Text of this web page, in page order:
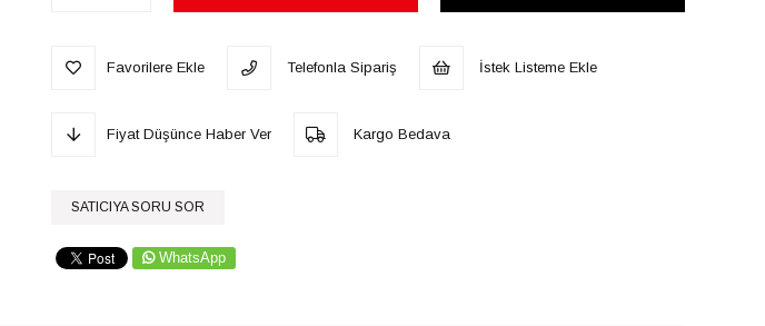
Favorilere Ekle Telefonla Sipariş İstek Listeme Ekle
Fiyat Düşünce Haber Ver Kargo Bedava
SATICIYA SORU SOR
WhatsApp